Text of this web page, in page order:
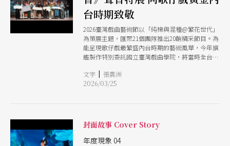
台時期致敬
2026臺灣戲曲藝術節以「純棉與混種@繁花世代」
為策展主題，匯聚21個團隊推出20齣精采節目。為
能呈現歌仔戲最繁盛內台時期的藝術風華，今年旗
艦製作特別委託國立臺灣戲曲學院，將當時全台最
狗》，以上下本形式重現舞台。除了精采系列演
出，今年更首度於臺灣音樂館3樓特展室推出為期
「系列演出」及「聲音特展」的雙重規劃，更深刻
的品味台灣戲曲發展歷程的豐姿百態，見證永不停
止變異的強韌生命力。
文字 | 張震洲
2026/03/25
封面故事 Cover Story
年度現象 04